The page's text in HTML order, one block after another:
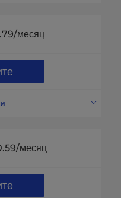
/месяц
Без учета
электронной почты
/месяц